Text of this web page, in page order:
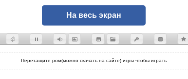
На весь экран
Перетащите ром(можно скачать на сайте) игры чтобы играть